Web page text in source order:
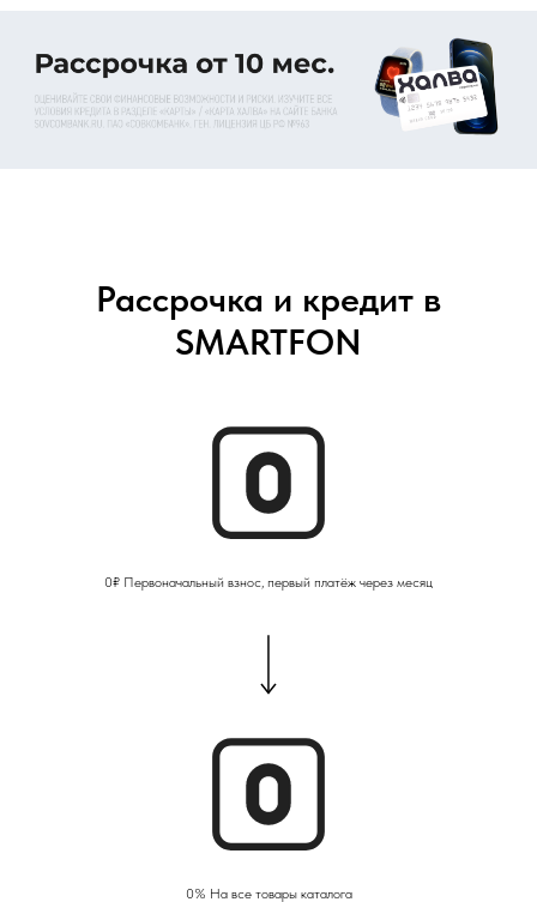
Рассрочка и кредит в
SMARTFON
0₽ Первоначальный взнос, первый платёж через месяц
0% На все товары каталога